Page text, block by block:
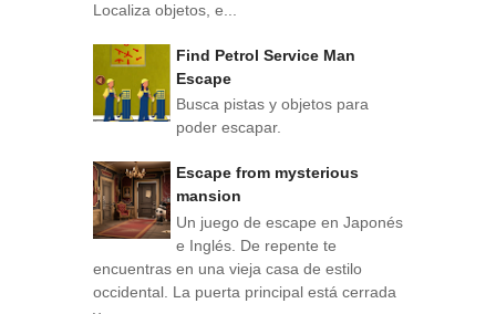
Localiza objetos, e...
Find Petrol Service Man
Escape
Busca pistas y objetos para
poder escapar.
Escape from mysterious
mansion
Un juego de escape en Japonés
e Inglés. De repente te
encuentras en una vieja casa de estilo
occidental. La puerta principal está cerrada